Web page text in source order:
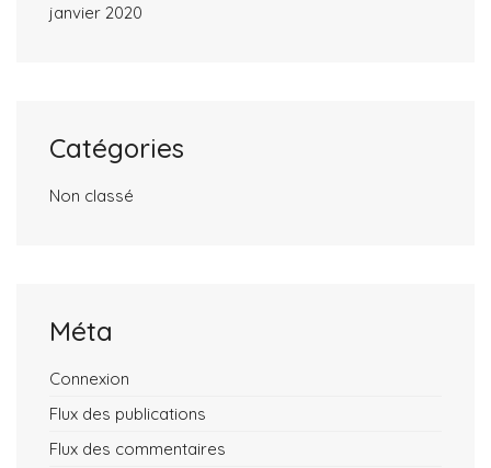
janvier 2020
Catégories
Non classé
Méta
Connexion
Flux des publications
Flux des commentaires